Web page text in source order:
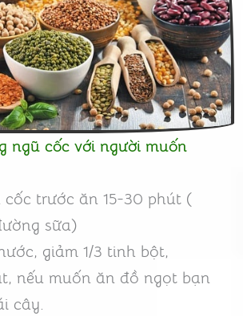
ngũ cốc với người muốn
trước ăn 15-30 phút (
sữa)
giảm 1/3 tinh bột,
nếu muốn ăn đồ ngọt bạn
cây.